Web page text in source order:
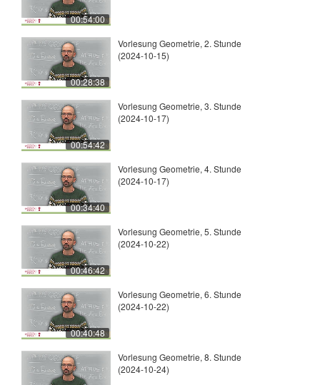
00:54:00
00:28:38
Vorlesung Geometrie, 2. Stunde
(2024-10-15)
00:54:42
Vorlesung Geometrie, 3. Stunde
(2024-10-17)
00:34:40
Vorlesung Geometrie, 4. Stunde
(2024-10-17)
00:46:42
Vorlesung Geometrie, 5. Stunde
(2024-10-22)
00:40:48
Vorlesung Geometrie, 6. Stunde
(2024-10-22)
Vorlesung Geometrie, 8. Stunde
(2024-10-24)